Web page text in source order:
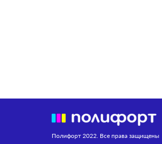
Полифорт 2022. Все права защищены